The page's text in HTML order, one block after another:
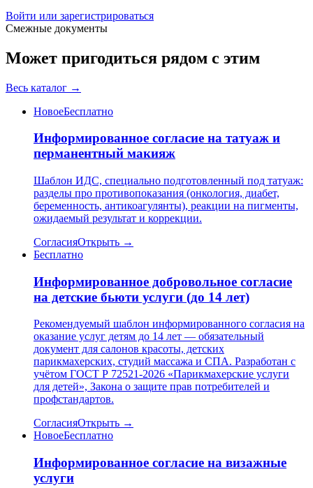
Войти или зарегистрироваться
Смежные документы
Может пригодиться рядом с этим
Весь каталог →
НовоеБесплатно
Информированное согласие на татуаж и
перманентный макияж
Шаблон ИДС, специально подготовленный под татуаж:
разделы про противопоказания (онкология, диабет,
беременность, антикоагулянты), реакции на пигменты,
ожидаемый результат и коррекции.
СогласияОткрыть →
Бесплатно
Информированное добровольное согласие
на детские бьюти услуги (до 14 лет)
Рекомендуемый шаблон информированного согласия на
оказание услуг детям до 14 лет — обязательный
документ для салонов красоты, детских
парикмахерских, студий массажа и СПА. Разработан с
учётом ГОСТ Р 72521-2026 «Парикмахерские услуги
для детей», Закона о защите прав потребителей и
профстандартов.
СогласияОткрыть →
НовоеБесплатно
Информированное согласие на визажные
услуги